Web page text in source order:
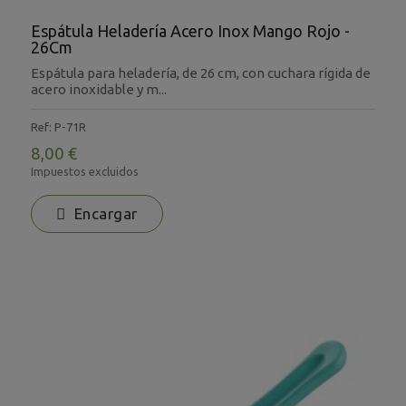
Espátula Heladería Acero Inox Mango Rojo -
26Cm
Espátula para heladería, de 26 cm, con cuchara rígida de
acero inoxidable y m...
Ref: P-71R
8,00 €
Impuestos excluidos
Encargar